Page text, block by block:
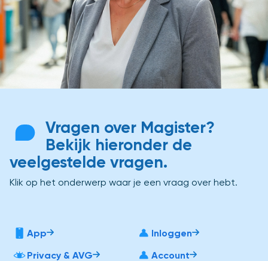
Vragen over Magister?
Bekijk hieronder de
veelgestelde vragen.
Klik op het onderwerp waar je een vraag over hebt.
App
Inloggen
Privacy & AVG
Account